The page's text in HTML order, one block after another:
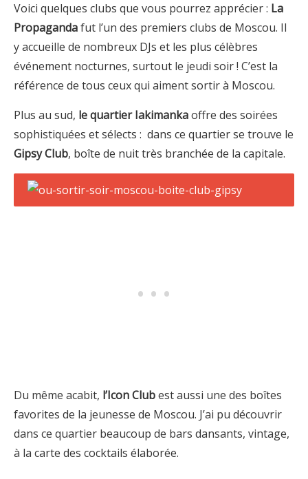
Voici quelques clubs que vous pourrez apprécier : La
Propagandafut l’un des premiers clubs de Moscou. Il
y accueille de nombreux DJs et les plus célèbres
événement nocturnes, surtout le jeudi soir ! C’est la
référence de tous ceux qui aiment sortir à Moscou.
Plus au sud, le quartier Iakimankaoffre des soirées
sophistiquées et sélects : dans ce quartier se trouve le
Gipsy Club, boîte de nuit très branchée de la capitale.
Du même acabit, l’Icon Clubest aussi une des boîtes
favorites de la jeunesse de Moscou. J’ai pu découvrir
dans ce quartier beaucoup de bars dansants, vintage,
à la carte des cocktails élaborée.